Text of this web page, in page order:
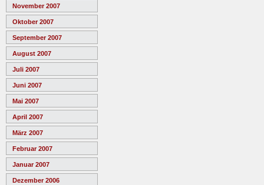
November 2007
Oktober 2007
September 2007
August 2007
Juli 2007
Juni 2007
Mai 2007
April 2007
März 2007
Februar 2007
Januar 2007
Dezember 2006